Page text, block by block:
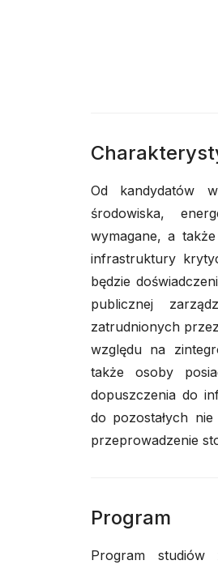
Od kandydatów
środowiska,
wymagane, a
infrastruktury
będzie
publicznej
zatrudnionych
względu na
także osoby
dopuszczenia do
do pozostałych
przeprowadzenie
Program
Program studiów